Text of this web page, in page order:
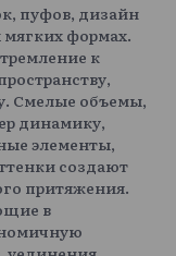
Monaco 08
74 800 ₽
Kilimanjaro 04
пуфов, дизайн
мягких формах.
к
Смелые объемы,
динамику,
элементы,
создают
притяжения.
в